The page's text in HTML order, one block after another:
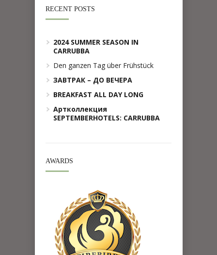
RECENT POSTS
2024 SUMMER SEASON IN
CARRUBBA
Den ganzen Tag über Frühstück
ЗАВТРАК – ДО ВЕЧЕРА
BREAKFAST ALL DAY LONG
Артколлекция
SEPTEMBERHOTELS: CARRUBBA
AWARDS